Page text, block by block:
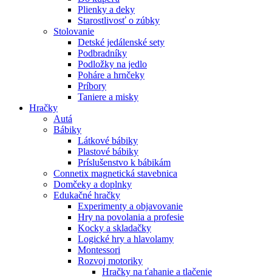
Plienky a deky
Starostlivosť o zúbky
Stolovanie
Detské jedálenské sety
Podbradníky
Podložky na jedlo
Poháre a hrnčeky
Príbory
Taniere a misky
Hračky
Autá
Bábiky
Látkové bábiky
Plastové bábiky
Príslušenstvo k bábikám
Connetix magnetická stavebnica
Domčeky a doplnky
Edukačné hračky
Experimenty a objavovanie
Hry na povolania a profesie
Kocky a skladačky
Logické hry a hlavolamy
Montessori
Rozvoj motoriky
Hračky na ťahanie a tlačenie